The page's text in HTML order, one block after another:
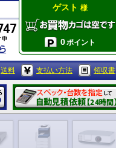
ゲスト 様
0ポイント
送料 支払い方法 領収書